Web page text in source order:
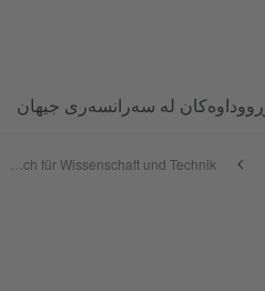
ڕووداوەکان لە سەرانسەری جیهان